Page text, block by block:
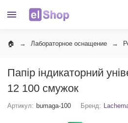
Лабораторное оснащение
Папір індикаторний
12 100 смужок
Артикул: bumaga-100 Бренд: